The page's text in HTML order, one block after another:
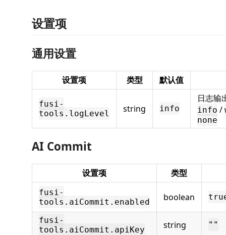
设置项
通用设置
设置项 类型 默认值
fusi-
tools.logLevel
string info
日志输
info /
none
AI Commit
设置项 类型
fusi-
tools.aiCommit.enabled
boolean
fusi-
tools.aiCommit.apiKey
string ""